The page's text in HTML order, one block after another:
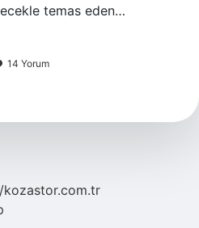
temas eden…
14 Yorum